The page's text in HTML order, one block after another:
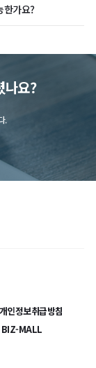
한가요?
나요?
.
개인정보취급방침
BIZ-MALL